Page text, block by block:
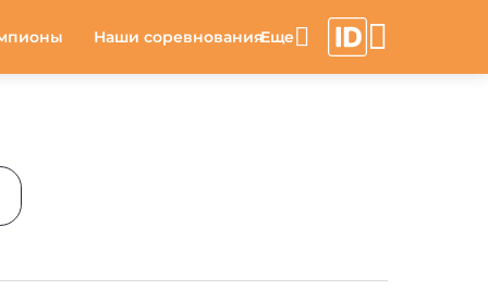
Наши соревнования